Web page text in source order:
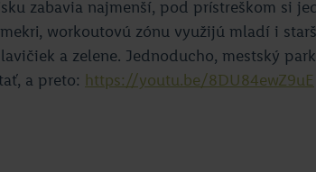
zabavia najmenší, pod prístreškom si
workoutovú zónu využijú mladí i
a zelene. Jednoducho, mestský
a preto: https://youtu.be/8DU84ewZ9uE